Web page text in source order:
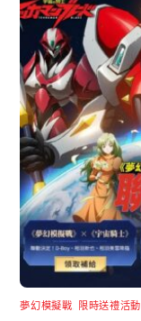
夢幻模擬戰 限時送禮活動